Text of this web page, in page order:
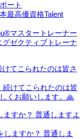
ート
最高優資格Talent
マスタートレーナー
ゼクティブトレーナ
てこられたのは皆さ
すか？ 普通しますよ